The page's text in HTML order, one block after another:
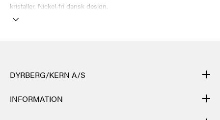
kristaller. Nickel-fri dansk design.
DYRBERG/KERN A/S
DYRBERG/KERNs produkter är handgjorda och genomgår många
olika moment: från gjutning, polering och plätering av
grundstommen i metall till flätning av lädret för hand, till skärning,
INFORMATION